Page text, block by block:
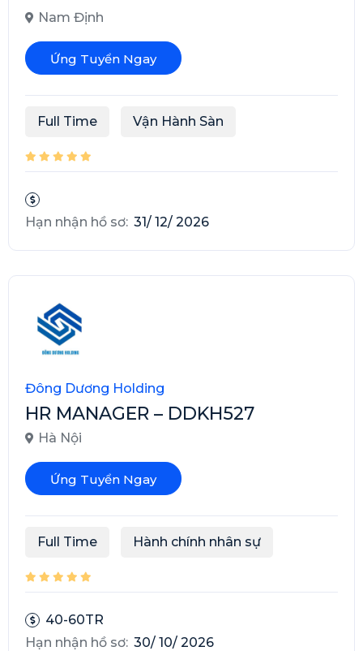
Nam Định
Ứng Tuyển Ngay
Full Time Vận Hành Sàn
Hạn nhận hồ sơ: 31/ 12/ 2026
Đông Dương Holding
HR MANAGER – DDKH527
Hà Nội
Ứng Tuyển Ngay
Full Time Hành chính nhân sự
40-60TR
Hạn nhận hồ sơ: 30/ 10/ 2026